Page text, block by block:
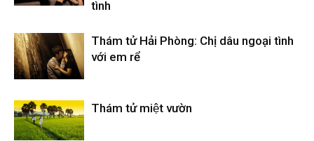
tình
Thám tử Hải Phòng: Chị dâu ngoại tình
với em rể
Thám tử miệt vườn